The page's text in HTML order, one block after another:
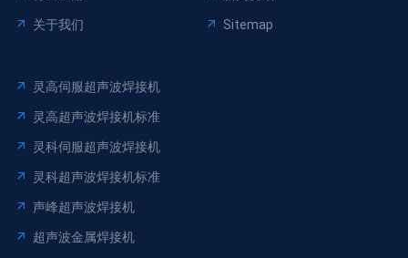
关于我们 Sitemap
灵高伺服超声波焊接机
灵高超声波焊接机标准
灵科伺服超声波焊接机
灵科超声波焊接机标准
声峰超声波焊接机
超声波金属焊接机